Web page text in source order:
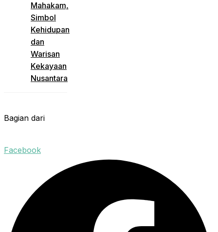
Mahakam,
Simbol
Kehidupan
dan
Warisan
Kekayaan
Nusantara
Bagian dari
Facebook